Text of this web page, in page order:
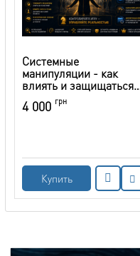
Системные
манипуляции - как
влиять и защищаться
от чужого влияния
4 000 грн
Купить